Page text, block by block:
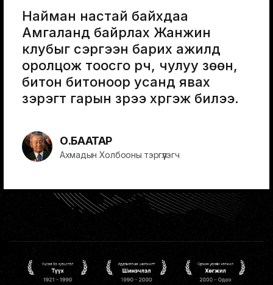
Найман настай байхдаа
Амгаланд байрлах Жанжин
клубыг сэргээн барих ажилд
оролцож тоосго үүрч, чулуу зөөн,
битон битоноор усанд явах
зэрэгт гарын үзүүрээ хүргэж билээ.
О.БААТАР
Ахмадын Холбооны тэргүүлэгч